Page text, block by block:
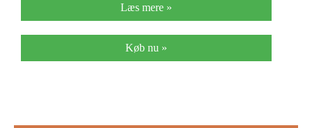
Læs mere »
Køb nu »